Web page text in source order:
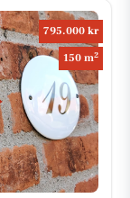
795.000 kr
150 m2